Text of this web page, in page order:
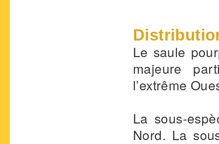
Le saule
majeure
l’extrême
La sous-
Nord. La